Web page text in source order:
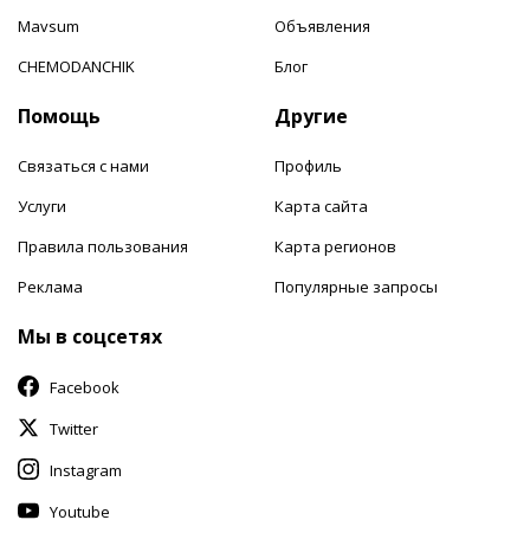
Mavsum
CHEMODANCHIK
Объявления
Блог
Помощь
Связаться с нами
Услуги
Правила пользования
Реклама
Другие
Профиль
Карта сайта
Карта регионов
Популярные запросы
Мы в соцсетях
Facebook
Twitter
Instagram
Youtube